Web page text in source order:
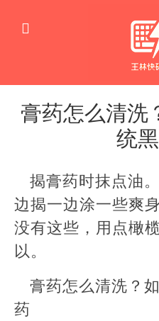
膏药怎么清洗
统
揭膏药时抹点油
边揭一边涂一些爽
没有这些，用点橄
以。
膏药怎么清洗？
药